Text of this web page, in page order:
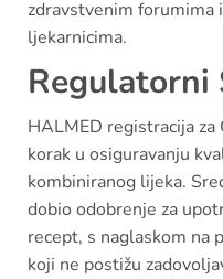
zdravstvenim forumima
ljekarnicima.
Regulatorni
HALMED registracija
korak u osiguravanju
kombiniranog lijeka.
dobio odobrenje za
recept, s naglaskom na
koji ne postižu